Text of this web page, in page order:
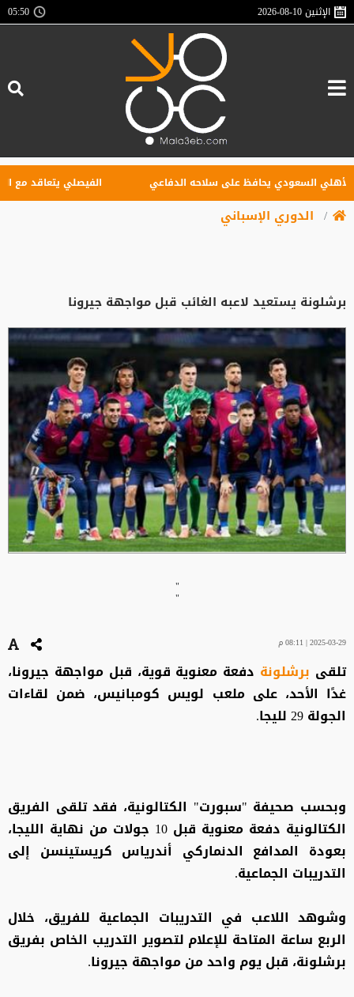
الإثنين2026-08-10
05:50
السعودي يحافظ على سلاحه الدفاعي الفيصلي يتعاقد مع
الدوري الإسباني
برشلونة يستعيد لاعبه الغائب قبل مواجهة جيرونا
"
"
2025-03-29 | 08:11 م
تلقى برشلونة دفعة معنوية قوية، قبل مواجهة جيرونا،
غدًا الأحد، على ملعب لويس كومبانيس، ضمن لقاءات
الجولة 29 لليجا.
وبحسب صحيفة "سبورت" الكتالونية، فقد تلقى الفريق
الكتالونية دفعة معنوية قبل 10 جولات من نهاية الليجا،
بعودة المدافع الدنماركي أندرياس كريستينسن إلى
التدريبات الجماعية.
وشوهد اللاعب في التدريبات الجماعية للفريق، خلال
الربع ساعة المتاحة للإعلام لتصوير التدريب الخاص بفريق
برشلونة، قبل يوم واحد من مواجهة جيرونا.